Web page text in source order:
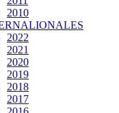
2010
2022
2021
2020
2019
2018
2017